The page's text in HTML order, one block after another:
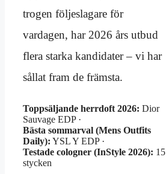
trogen följeslagare för
vardagen, har 2026 års utbud
flera starka kandidater – vi har
sållat fram de främsta.
Toppsäljande herrdoft 2026: Dior
Sauvage EDP ·
Bästa sommarval (Mens Outfits
Daily): YSL Y EDP ·
Testade cologner (InStyle 2026): 15
stycken